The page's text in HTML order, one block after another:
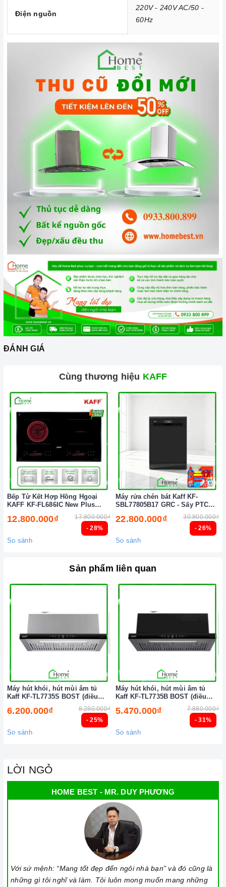
3. Tại sao nên chọn mua sản phẩm tại Home Best?
phẩm chính hãng 100%, có nguồn gốc, xuất xứ và chứng từ
Chế độ hỗ trợ bảo hành linh hoạt: Hướng dẫn sử dụng,
lắp đặt, chế độ bảo hành chính hãng, hậu mãi chuyên
nghiệp, đảm bảo rằng quý khách sẽ có trải nghiệm tuyệt vời
và không gặp bất kỳ khó khăn nào trong quá trình sử dụng
Vận chuyển lắp đặt nhanh chóng:Đội ngũ tư vấn viên,
nhân viên và kỹ thuật viên chuyên nghiệp, tận tâm sẽ đồng
hành cùng quý khách trong quá trình mua sắm và sử dụng
Đến vớiHome Best, chúng tôi tự hào cung cấp đến khách hàng
đa dạng các dòngmáy hút khói KAFFnổi tiếng, cam kết về
chất lượng và nguồn gốc sản phẩm chính hãng. Chúng tôi tự
tin mang đến cho quý khách hàng dịch vụ chăm sóc khách
hàng tận tâm và chính sách bảo hành, hậu mãi chuyên nghiệp
nhất.
chữa thiết bị nhà bếp cao cấp
Điện nguồn
220V - 240V AC/50 -
60Hz
ĐÁNH GIÁ
Cùng thương hiệu KAFF
- 28%
Bếp Từ Kết Hợp Hồng Hgoại
KAFF KF-FL686IC New Plus
12.800.000₫ 17.800.000₫
So sánh
- 26%
Máy rửa chén bát Kaff KF-
SBL77805B17 GRC - Sấy PTC
22.800.000₫ 30.800.000₫
So sánh
Sản phẩm liên quan
- 25%
Máy hút khói, hút mùi âm tủ
Kaff KF-TL7735S BOST (điều
khiển cảm biến vẫy tay)
6.200.000₫ 8.280.000₫
So sánh
- 31%
Máy hút khói, hút mùi âm tủ
Kaff KF-TL7735B BOST (điều
khiển cảm biến vẫy tay)
5.470.000₫ 7.880.000₫
So sánh
LỜI NGỎ
HOME BEST - MR. DUY PHƯƠNG
Với sứ mệnh: “Mang tốt đẹp đến ngôi nhà bạn” và đó cũng là
những gì tôi nghĩ và làm. Tôi luôn mong muốn mang những